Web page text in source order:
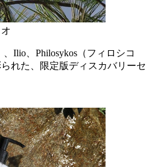
、Ilio、Philosykos（フィロシコ
れた、限定版ディスカバリーセ